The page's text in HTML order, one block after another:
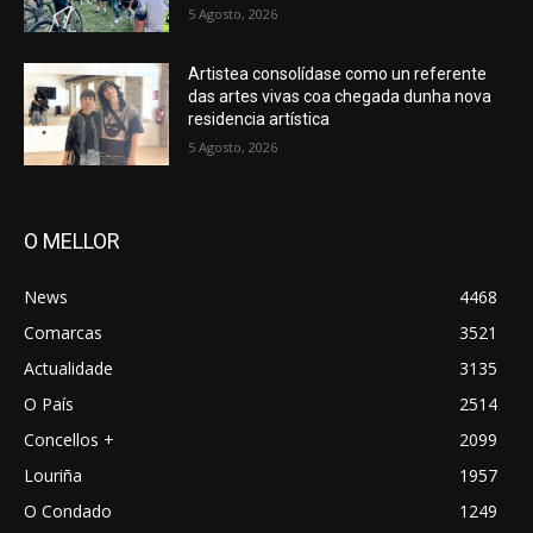
5 Agosto, 2026
Artistea consolídase como un referente
das artes vivas coa chegada dunha nova
residencia artística
5 Agosto, 2026
O MELLOR
News
4468
Comarcas
3521
Actualidade
3135
O País
2514
Concellos +
2099
Louriña
1957
O Condado
1249